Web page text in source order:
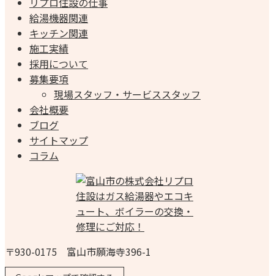
給湯機器関連
キッチン関連
施工実績
採用について
募集要項
現場スタッフ・サービススタッフ
会社概要
ブログ
サイトマップ
コラム
〒930-0175 富山市願海寺396-1